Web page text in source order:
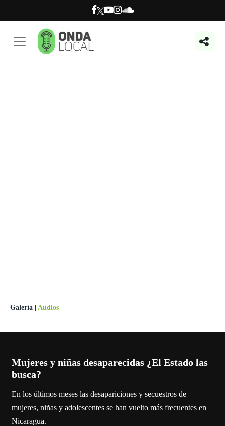
Galería Audios
Mujeres y niñas desaparecidas ¿El Estado las
busca?
En los últimos meses las desapariciones y secuestros de
mujeres, niñas y adolescentes se han vuelto más frecuentes en
Nicaragua.